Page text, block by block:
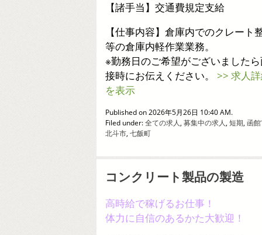
【諸手当】交通費規定支給
【仕事内容】倉庫内でのクレート
等の倉庫内軽作業業務。
※勤務日のご希望がございました
接時にお伝えください。 >> 求人
を表示
Published on 2026年5月26日 10:40 AM.
Filed under:全ての求人, 募集中の求人, 短期, 函
北斗市, 七飯町
コンクリート製品の製造
高時給で稼げるお仕事！
体力に自信のあるかた大歓迎！